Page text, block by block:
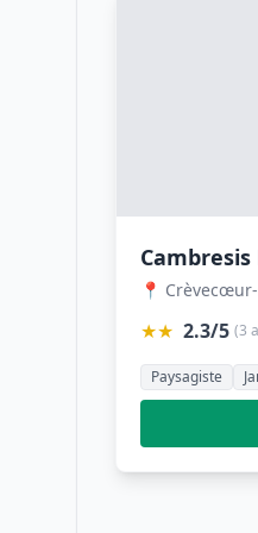
Cambresis
📍
★★ 2.3/5 (3
Paysagiste